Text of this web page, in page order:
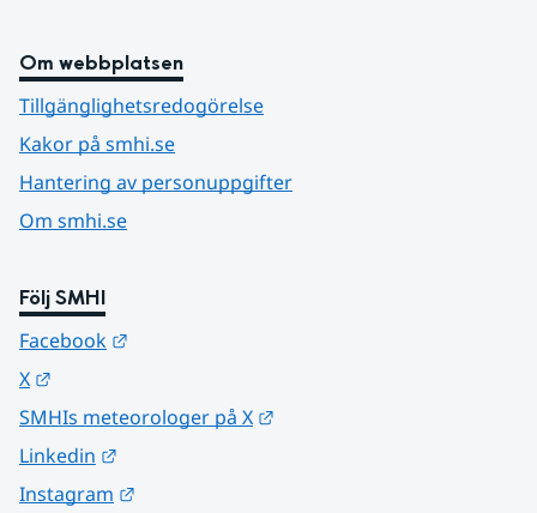
Om webbplatsen
Tillgänglighetsredogörelse
Kakor på smhi.se
Hantering av personuppgifter
Om smhi.se
Följ SMHI
Facebook
X
SMHIs meteorologer på X
Linkedin
Instagram